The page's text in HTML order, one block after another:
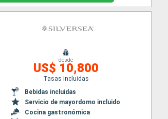
desde
US$ 10,800
Tasas incluidas
Bebidas incluidas
Servicio de mayordomo incluido
Cocina gastronómica